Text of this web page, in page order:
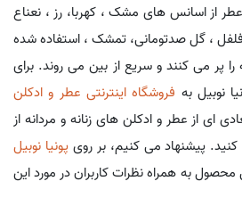
از اسانس های مشک ، کهربا، رز ، نعناع
، گل صدتومانی، تمشک ، استفاده شده
پر می کنند و سریع از بین می روند. برای
نوبیل به فروشگاه اینترنتی عطر و ادکلن
ای از عطر و ادکلن های زنانه و مردانه از
پیشنهاد می کنیم، بر رویپونیا نوبیل
به همراه نظرات کاربران در مورد این